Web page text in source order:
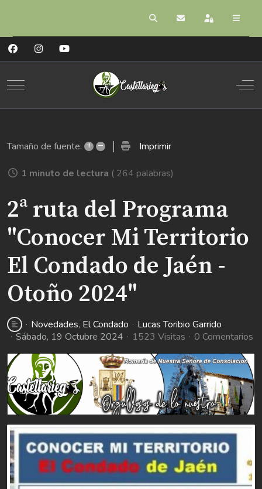
BuscarSuscribirse a las
Registrarse
Mobile Menu Toggle
Tamaño de fuente: + – Imprimir
1 minuto de lectura ( 264 palabras)
2ª ruta del Programa
"Conocer Mi Territorio
El Condado de Jaén -
Otoño 2024"
Novedades El Condado
Lucas Toribio Garrido
Sábado, 19 Octubre 2024
1523 Visitas 0 Comentarios